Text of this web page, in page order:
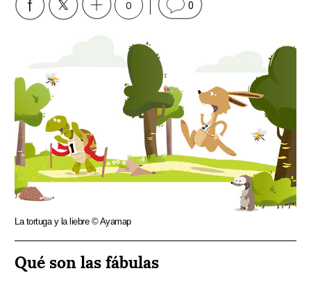
0 0
La tortuga y la liebre © Ayamap
Qué son las fábulas